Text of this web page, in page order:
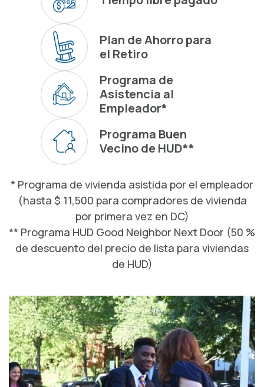
Plan de Ahorro para
el Retiro
Programa de
Asistencia al
Empleador*
Programa Buen
Vecino de HUD**
* Programa de vivienda asistida por el empleador
(hasta $ 11,500 para compradores de vivienda
por primera vez en DC)
** Programa HUD Good Neighbor Next Door (50 %
de descuento del precio de lista para viviendas
de HUD)